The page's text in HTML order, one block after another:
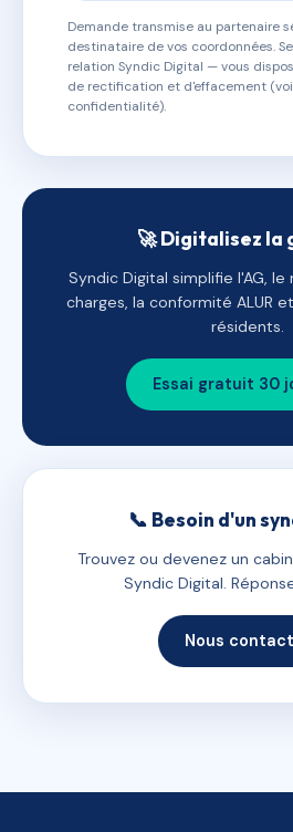
Demande transmise au partenaire
destinataire de vos coordonnées.
relation Syndic Digital — vous
de rectification et d'effacement
confidentialité).
🚀 Digitalisez la
Syndic Digital simplifie l'AG,
charges, la conformité ALUR
résidents.
Essai gratuit 30
📞 Besoin d'un
Trouvez ou devenez un
Syndic Digital.
Nous